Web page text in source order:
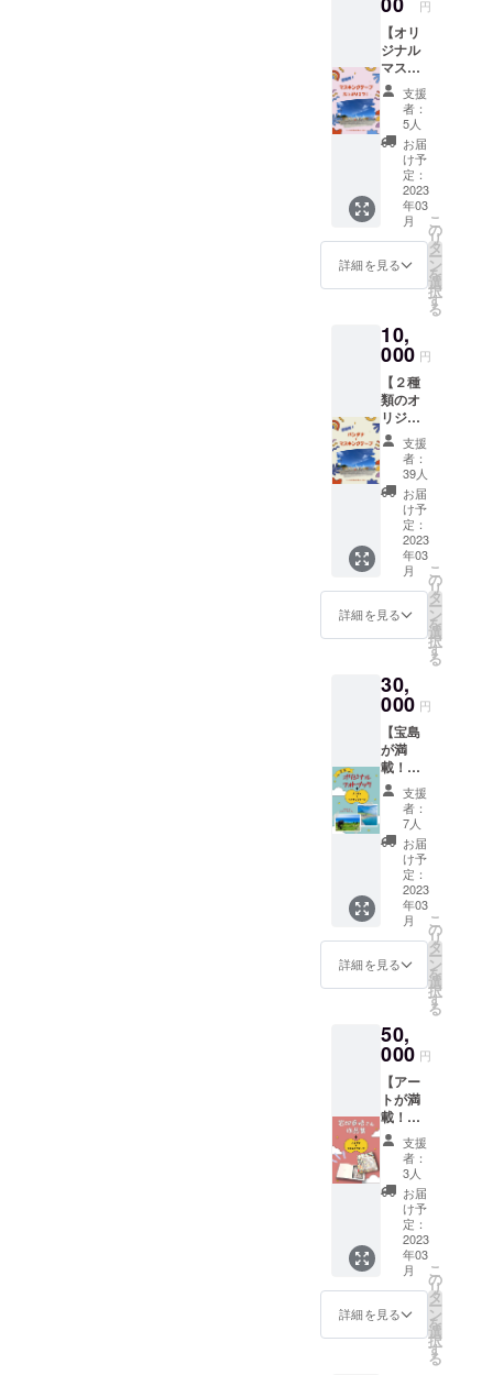
カード
は、宝
島の風
景を予
定して
おりま
す。宝
島から
のお便
りを楽
しんで
いただ
けると
嬉しい
です。
円
【オリ
ジナル
マスキ
ング
テープ
つ！】
壁画の
模様で
オリジ
ナルデ
ザイン
したマ
スキン
グテー
プを2つ
しま
す。 た
くさん
使って
も良
し！誰
かと
シェア
しても
良し！
支援
者：
5人
お届
け予
定：
2023
年03
月
詳細を見る
こ
の
リ
タ
ー
ン
を
選
択
す
る
10,
000 円
【２種
類のオ
リジナ
ルグッ
ズ！】
壁画柄
のバン
ダナと
マスキ
ング
テープ
をお届
けしま
す。 今
回のプ
ロジェ
合わせ
て制作
するオ
リジナ
ルグッ
ズ２点
がセッ
トに
なって
おりま
す！
支援
者：
39人
お届
け予
定：
2023
年03
月
詳細を見る
こ
の
リ
タ
ー
ン
を
選
択
す
る
30,
000 円
【宝島
が満
載！】
壁画柄
のバン
ダナ/マ
スキン
グテー
プ ＋ 宝
島の風
景を収
めたオ
リジナ
ルフォ
トブッ
ク。 宝
くのは
難しい
という
方で
も、写
真から
宝島の
美しい
風景を
堪能し
ていた
だけま
す！
支援
者：
7人
お届
け予
定：
2023
年03
月
詳細を見る
こ
の
リ
タ
ー
ン
を
選
択
す
る
50,
000 円
【アー
トが満
載！】
壁画柄
のバン
ダナ/マ
スキン
グテー
プ ＋ 壁
画を描
いてく
ださる
岩切章
悟さん
の作品
集。 岩
支援
者：
3人
お届
け予
定：
2023
年03
月
詳細を見る
こ
の
リ
タ
ー
ン
を
選
択
す
る